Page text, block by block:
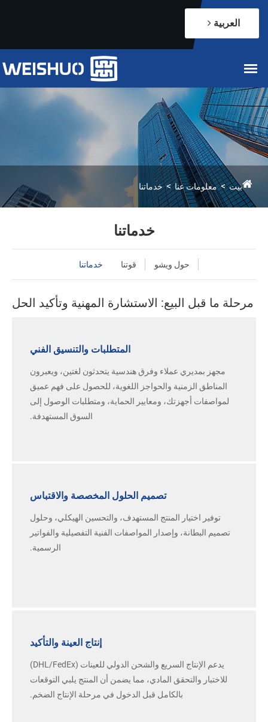
العربية
بيت معلومات عنا خدماتنا
خدماتنا
حول ويشو قوتنا خدماتنا
مرحلة ما قبل البيع: الاستشارة المهنية وتأكيد الحل
المتطلبات والتنسيق الفني
مجهز بمديري عملاء وفرق هندسية يتحدثون لغتين، ويعبرون
المناطق الزمنية والحواجز اللغوية، للحصول على فهم عميق
لمواصفات أجهزتك، ومعايير الحماية، ومتطلبات الوصول إلى
السوق المستهدفة.
تصميم الحلول المخصصة والاقتباس
توفير اختيار المنتج المستهدف، والتحسين الهيكلي، وحلول
تصميم البطانة، وإصدار المواصفات الفنية التفصيلية والفواتير
الرسمية.
إنتاج العينة والتأكيد
يدعم الإنتاج السريع والشحن الدولي للعينات (DHL/FedEx)
للاختبار والتحقق المادي، مما يضمن أن المنتج يلبي التوقعات
بالكامل قبل الدخول في مرحلة الإنتاج الضخم.